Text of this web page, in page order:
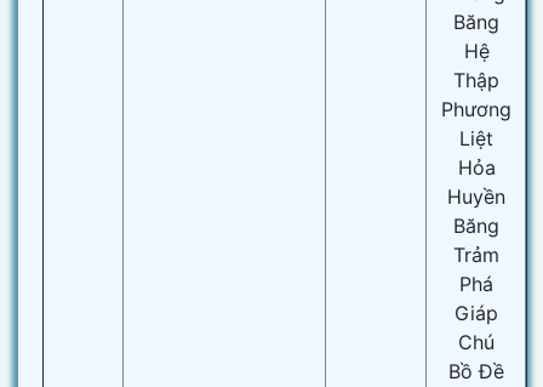
Băng
Hệ
Thập
Phương
Liệt
Hỏa
Huyền
Băng
Trảm
Phá
Giáp
Chú
Bồ Đề